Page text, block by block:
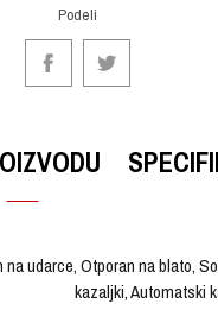
Podeli
udarce, Otporan na blato,
kazaljki, Automatski